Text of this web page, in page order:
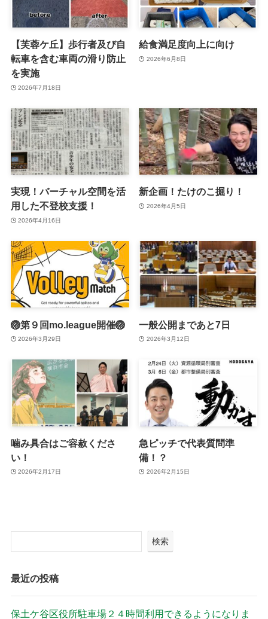
【芙蓉ケ丘】歩行者及び自
転車を含む車両の滑り防止
を実施
2026年7月18日
給食満足度向上に向け
2026年6月8日
実現！バーチャル空間を活
用した不登校支援！
2026年4月16日
新企画！たけのこ掘り！
2026年4月5日
🏐第９回mo.league開催🏐
2026年3月29日
一般公開まであと7日
2026年3月12日
噛み具合はご容赦くださ
い！
2026年2月17日
急ピッチで代表質問準
備！？
2026年2月15日
検索
最近の投稿
保土ケ谷区役所駐車場２４時間利用できるようになりま